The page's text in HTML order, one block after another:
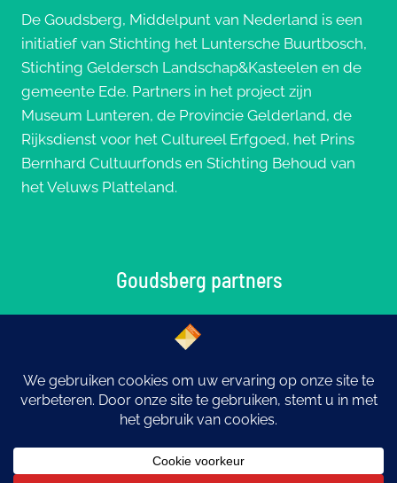
De Goudsberg, Middelpunt van Nederland is een
initiatief van Stichting het Luntersche Buurtbosch,
Stichting Geldersch Landschap&Kasteelen en de
gemeente Ede. Partners in het project zijn
Museum Lunteren, de Provincie Gelderland, de
Rijksdienst voor het Cultureel Erfgoed, het Prins
Bernhard Cultuurfonds en Stichting Behoud van
het Veluws Platteland.
Goudsberg partners
© 2026 Goudsberg: Middelpunt van Nederland |